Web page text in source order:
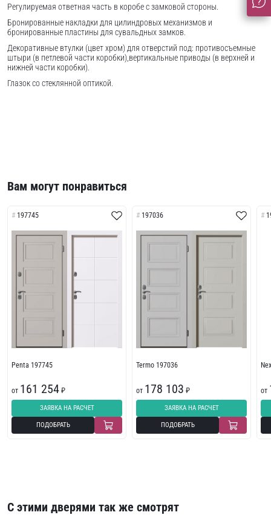
Регулируемая ответная часть в коробе с замковой стороны.
Бронированные накладки для цилиндровых механизмов и
бронированные пластины для сувальдных замков.
Декоративные втулки (цвет хром) для отверстий под: противосъемные
штыри (в петлевой части коробки),вертикальные приводы (в верхней и
нижней части коробки).
Глазок со стеклянной оптикой.
Вам могут понравиться
197745
Penta 197745
от 161 254 ₽
ЗАЯВКА НА РАСЧЕТ
ПОДОБРАТЬ
197036
Termo 197036
от 178 103 ₽
ЗАЯВКА НА РАСЧЕТ
ПОДОБРАТЬ
от
С этими дверями так же смотрят